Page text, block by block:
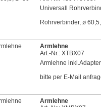
Universall
Rohrverbinder, ø
Armlehne
Art.-Nr.: XTBX07
Armlehne
bitte per E-Mail
Armlehne